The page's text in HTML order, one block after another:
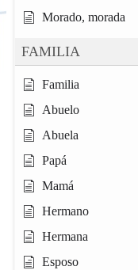
Morado, morada
FAMILIA
Familia
Abuelo
Abuela
Papá
Mamá
Hermano
Hermana
Esposo